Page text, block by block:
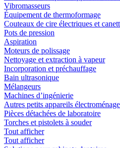
Vibromasseurs
Équipement de thermoformage
Couteaux de cire électriques et
Pots de pression
Aspiration
Moteurs de polissage
Nettoyage et extraction à vapeur
Incorporation et préchauffage
Bain ultrasonique
Mélangeurs
Machines d’ingénierie
Autres petits appareils
Pièces détachées de laboratoire
Torches et pistolets à souder
Tout afficher
Tout afficher